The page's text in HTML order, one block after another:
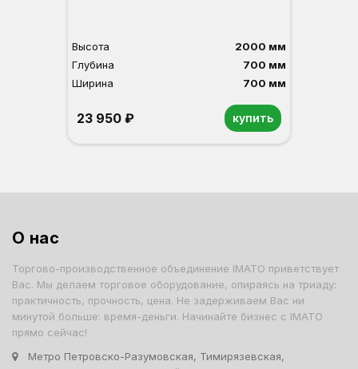
Высота
2000 мм
Глубина
700 мм
Ширина
700 мм
23 950 ₽ купить
О нас
Торгово-производственное объединение IMATO приветствует
Вас. Мы делаем торговое оборудование, опираясь на триаду:
практичность, прочность, цена. Не задерживаем Вас ни
минутой больше: время-деньги. Начинайте бизнес с IMATO
прямо сейчас!
Метро Петровско-Разумовская, Тимирязевская,